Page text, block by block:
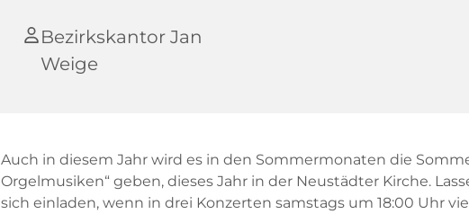
Bezirkskantor Jan
Weige
Auch in diesem Jahr wird es in den Sommermonaten die
Orgelmusiken“ geben, dieses Jahr in der Neustädter Kirche.
sich einladen, wenn in drei Konzerten samstags um 18:00 Uhr